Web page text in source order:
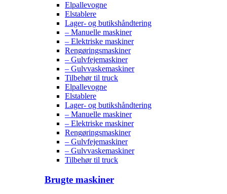
Elpallevogne
Elstablere
Lager- og butikshåndtering
– Manuelle maskiner
– Elektriske maskiner
Rengøringsmaskiner
– Gulvfejemaskiner
– Gulvvaskemaskiner
Tilbehør til truck
Elpallevogne
Elstablere
Lager- og butikshåndtering
– Manuelle maskiner
– Elektriske maskiner
Rengøringsmaskiner
– Gulvfejemaskiner
– Gulvvaskemaskiner
Tilbehør til truck
Brugte maskiner